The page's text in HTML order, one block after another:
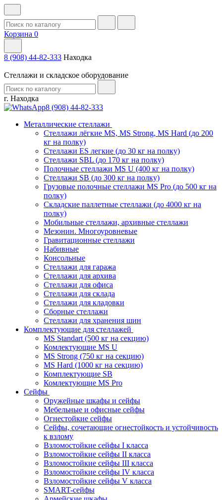
Корзина 0
8 (908) 44-82-333 Находка
Стеллажи и складское оборудование
г. Находка
8 (908) 44-82-333
Металлические стеллажи
Стеллажи лёгкие MS, MS Strong, MS Hard (до 200
кг на полку)
Стеллажи ES легкие (до 30 кг на полку)
Стеллажи SBL (до 170 кг на полку)
Полочные стеллажи MS U (400 кг на полку)
Стеллажи SB (до 300 кг на полку)
Грузовые полочные стеллажи MS Pro (до 500 кг на
полку)
Складские паллетные стеллажи (до 4000 кг на
полку)
Мобильные стеллажи, архивные стеллажи
Мезонин. Многоуровневые
Гравитационные стеллажи
Набивные
Консольные
Стеллажи для гаража
Стеллажи для архива
Стеллажи для офиса
Стеллажи для склада
Стеллажи для кладовки
Сборные стеллажи
Стеллажи для хранения шин
Комплектующие для стеллажей
MS Standart (500 кг на секцию)
Комлектующие MS U
MS Strong (750 кг на секцию)
MS Hard (1000 кг на секцию)
Комплектующие SB
Комлектующие MS Pro
Сейфы
Оружейные шкафы и сейфы
Мебельные и офисные сейфы
Огнестойкие сейфы
Сейфы, сочетающие огнестойкость и устойчивость
к взлому
Взломостойкие сейфы I класса
Взломостойкие сейфы II класса
Взломостойкие сейфы III класса
Взломостойкие сейфы IV класса
Взломостойкие сейфы V класса
SMART-сейфы